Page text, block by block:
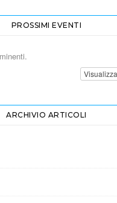
PROSSIMI EVENTI
ARCHIVIO ARTICOLI